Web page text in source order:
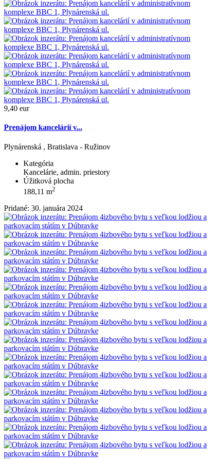
9,40 eur
Prenájom kancelárií v...
Plynárenská , Bratislava - Ružinov
Kategória
Kancelárie, admin. priestory
Úžitková plocha
188,11 m2
Pridané: 30. januára 2024